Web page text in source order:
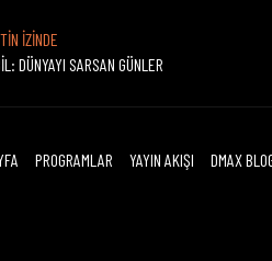
İZİNDE
DÜNYAYI SARSAN GÜNLER
PROGRAMLAR YAYIN AKIŞI DMAX